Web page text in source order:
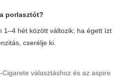
porlasztót?
1–4 hét között változik; ha égett ízt
cserélje ki.
választáshoz és az aspire